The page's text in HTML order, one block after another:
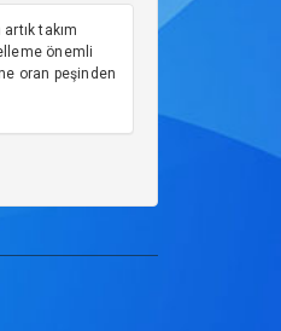
takım
önemli
oran peşinden